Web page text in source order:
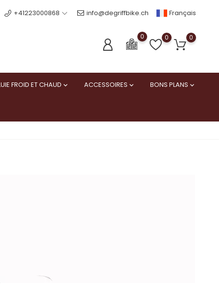
+41223000868 info@degriffbike.ch Français
0 0 0
FROID ET CHAUD  ACCESSOIRES  BONS PLANS 